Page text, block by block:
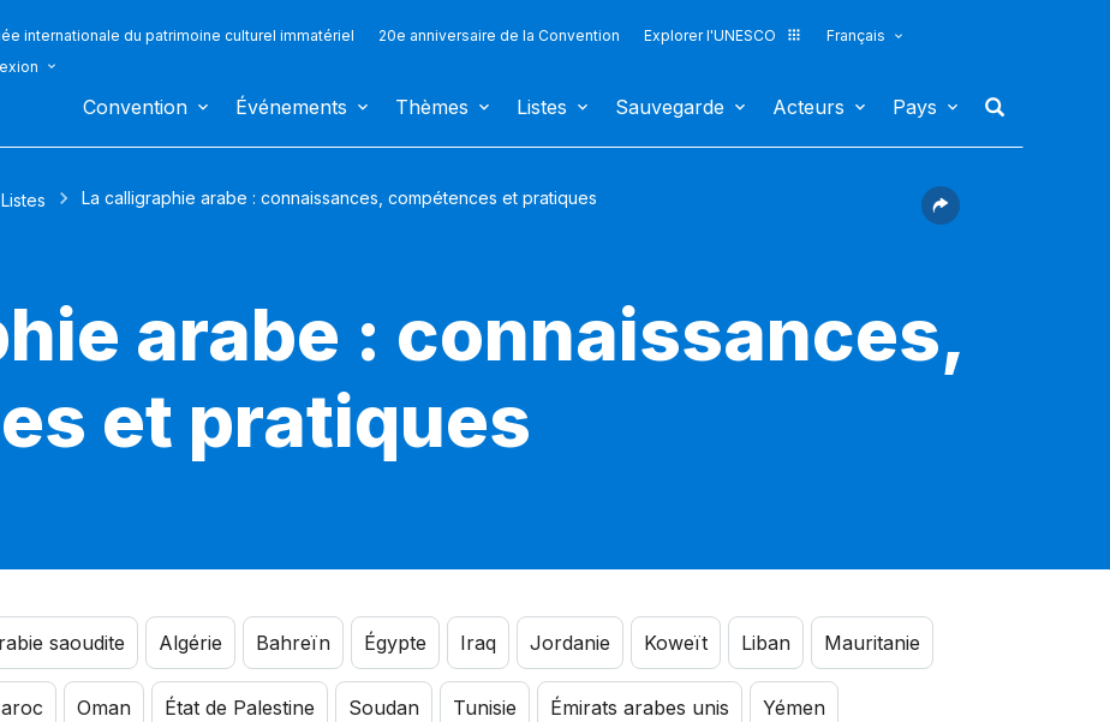
internationale du patrimoine culturel immatériel 20e anniversaire de la Convention Explorer l'UNESCO
Français
Convention Événements Thèmes Listes Sauvegarde Acteurs Pays
Listes La calligraphie arabe : connaissances, compétences et pratiques
arabe : connaissances,
et pratiques
saoudite Algérie Bahreïn Égypte Iraq Jordanie Koweït Liban Mauritanie
Oman État de Palestine Soudan Tunisie Émirats arabes unis Yémen